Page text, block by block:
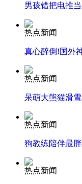
外交部：有关
安徽一实载49人
走！跟着总书记
消防员救轻生者
男孩错把电推
热点新闻
真心醉倒!国外
热点新闻
呆萌大熊猫滑
热点新闻
狗教练陪伴最
热点新闻